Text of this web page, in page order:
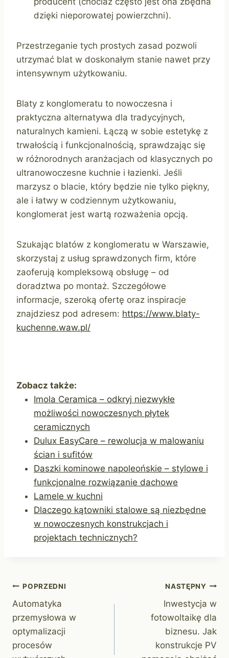
dzięki nieporowatej powierzchni).
Przestrzeganie tych prostych zasad pozwoli
utrzymać blat w doskonałym stanie nawet przy
intensywnym użytkowaniu.
Blaty z konglomeratu to nowoczesna i
praktyczna alternatywa dla tradycyjnych,
naturalnych kamieni. Łączą w sobie estetykę z
trwałością i funkcjonalnością, sprawdzając się
w różnorodnych aranżacjach od klasycznych po
ultranowoczesne kuchnie i łazienki. Jeśli
marzysz o blacie, który będzie nie tylko piękny,
ale i łatwy w codziennym użytkowaniu,
konglomerat jest wartą rozważenia opcją.
Szukając blatów z konglomeratu w Warszawie,
skorzystaj z usług sprawdzonych firm, które
zaoferują kompleksową obsługę – od
doradztwa po montaż. Szczegółowe
informacje, szeroką ofertę oraz inspiracje
znajdziesz pod adresem: https://www.blaty-
kuchenne.waw.pl/
Zobacz także:
Imola Ceramica – odkryj niezwykłe
możliwości nowoczesnych płytek
ceramicznych
Dulux EasyCare – rewolucja w malowaniu
ścian i sufitów
Daszki kominowe napoleońskie – stylowe i
funkcjonalne rozwiązanie dachowe
Lamele w kuchni
Dlaczego kątowniki stalowe są niezbędne
w nowoczesnych konstrukcjach i
projektach technicznych?
Nawigacja
wpisu
POPRZEDNI
Automatyka
przemysłowa w
optymalizacji
procesów
NASTĘPNY
Inwestycja w
fotowoltaikę dla
biznesu. Jak
konstrukcje PV